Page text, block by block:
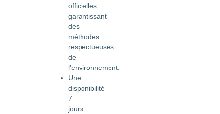
officielles
garantissant
des
méthodes
respectueuses
de
l’environnement.
Une
disponibilité
7
jours